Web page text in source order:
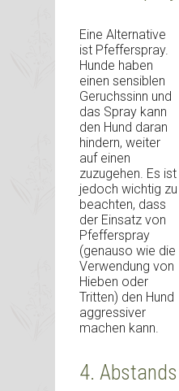
Eine Alternative
ist Pfefferspray.
Hunde haben
einen sensiblen
Geruchssinn und
das Spray kann
den Hund daran
hindern, weiter
auf einen
zuzugehen. Es ist
jedoch wichtig zu
beachten, dass
der Einsatz von
Pfefferspray
(genauso wie die
Verwendung von
Hieben oder
Tritten) den Hund
aggressiver
machen kann.
4. Abstands